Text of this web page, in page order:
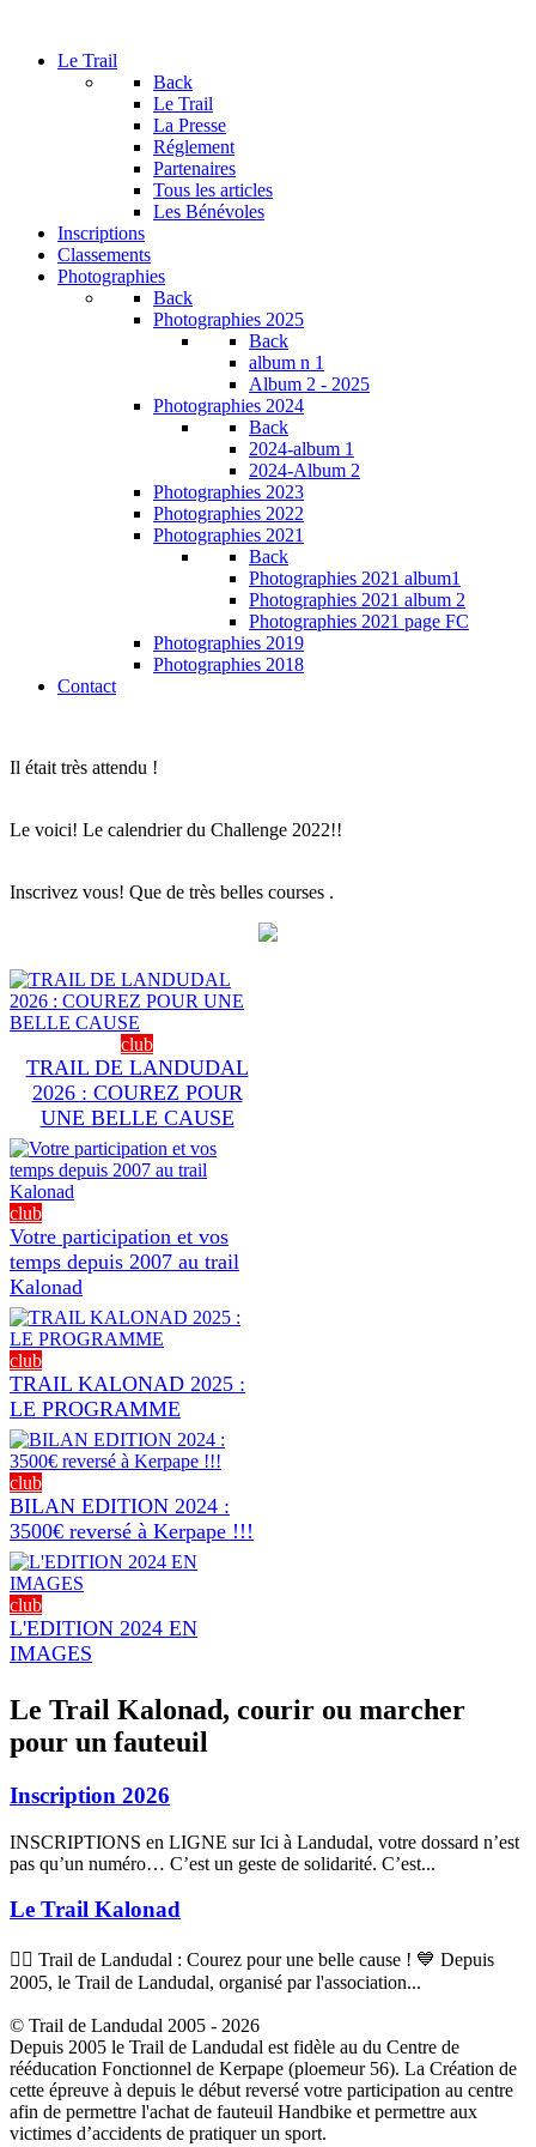
Le Trail
Back
Le Trail
La Presse
Réglement
Partenaires
Tous les articles
Les Bénévoles
Inscriptions
Classements
Photographies
Back
Photographies 2025
Back
album n 1
Album 2 - 2025
Photographies 2024
Back
2024-album 1
2024-Album 2
Photographies 2023
Photographies 2022
Photographies 2021
Back
Photographies 2021 album1
Photographies 2021 album 2
Photographies 2021 page FC
Photographies 2019
Photographies 2018
Contact
Il était très attendu !
Le voici! Le calendrier du Challenge 2022!!
Inscrivez vous! Que de très belles courses .
club
TRAIL DE LANDUDAL
2026 : COUREZ POUR
UNE BELLE CAUSE
club
Votre participation et vos
temps depuis 2007 au trail
Kalonad
club
TRAIL KALONAD 2025 :
LE PROGRAMME
club
BILAN EDITION 2024 :
3500€ reversé à Kerpape !!!
club
L'EDITION 2024 EN
IMAGES
Le Trail Kalonad, courir ou marcher
pour un fauteuil
Inscription 2026
INSCRIPTIONS en LIGNE sur Ici à Landudal, votre dossard n’est
pas qu’un numéro… C’est un geste de solidarité. C’est...
Le Trail Kalonad
🏃‍♂️ Trail de Landudal : Courez pour une belle cause ! 💙 Depuis
2005, le Trail de Landudal, organisé par l'association...
© Trail de Landudal 2005 - 2026
Depuis 2005 le Trail de Landudal est fidèle au du Centre de
rééducation Fonctionnel de Kerpape (ploemeur 56). La Création de
cette épreuve à depuis le début reversé votre participation au centre
afin de permettre l'achat de fauteuil Handbike et permettre aux
victimes d’accidents de pratiquer un sport.